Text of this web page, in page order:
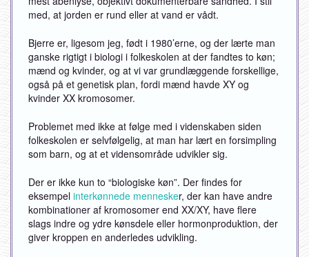
med, at jorden er rund eller at vand er vådt.
Bjerre er, ligesom jeg, født i 1980’erne, og der lærte man
ganske rigtigt i biologi i folkeskolen at der fandtes to køn;
mænd og kvinder, og at vi var grundlæggende forskellige,
også på et genetisk plan, fordi mænd havde XY og
kvinder XX kromosomer.
Problemet med ikke at følge med i videnskaben siden
folkeskolen er selvfølgelig, at man har lært en forsimpling
som barn, og at et vidensområde udvikler sig.
Der er ikke kun to “biologiske køn”. Der findes for
eksempel interkønnede mennesker, der kan have andre
kombinationer af kromosomer end XX/XY, have flere
slags indre og ydre kønsdele eller hormonproduktion, der
giver kroppen en anderledes udvikling.